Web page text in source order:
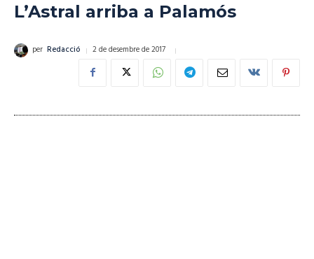
L’Astral arriba a Palamós
per Redacció 2 de desembre de 2017